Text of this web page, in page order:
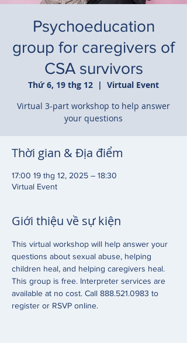
Psychoeducation
group for caregivers of
CSA survivors
Thứ 6, 19 thg 12
  |
Virtual Event
Virtual 3-part workshop to help answer
your questions
Thời gian & Địa điểm
17:00 19 thg 12, 2025 – 18:30
Virtual Event
Giới thiệu về sự kiện
This virtual workshop will help answer your
questions about sexual abuse, helping
children heal, and helping caregivers heal.
This group is free. Interpreter services are
available at no cost. Call 888.521.0983 to
register or RSVP online.